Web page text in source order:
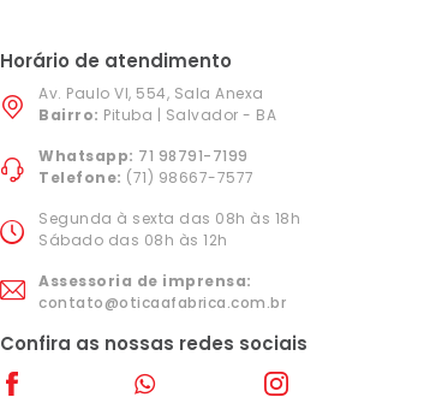
Horário de atendimento
Av. Paulo VI, 554, Sala Anexa
Bairro: Pituba | Salvador - BA
Whatsapp: 71 98791-7199
Telefone: (71) 98667-7577
Segunda à sexta das 08h às 18h
Sábado das 08h às 12h
Assessoria de imprensa:
contato@oticaafabrica.com.br
Confira as nossas redes sociais